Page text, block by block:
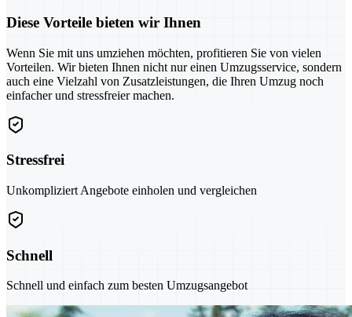
Diese Vorteile bieten wir Ihnen
Wenn Sie mit uns umziehen möchten, profitieren Sie von vielen
Vorteilen. Wir bieten Ihnen nicht nur einen Umzugsservice, sondern
auch eine Vielzahl von Zusatzleistungen, die Ihren Umzug noch
einfacher und stressfreier machen.
Stressfrei
Unkompliziert Angebote einholen und vergleichen
Schnell
Schnell und einfach zum besten Umzugsangebot